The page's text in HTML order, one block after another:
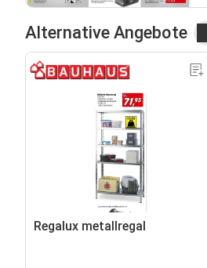
Alternative Angebote
Regalux metallregal